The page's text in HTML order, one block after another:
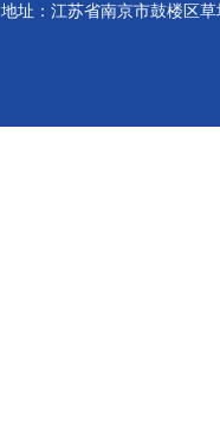
地址：江苏省南京市鼓楼